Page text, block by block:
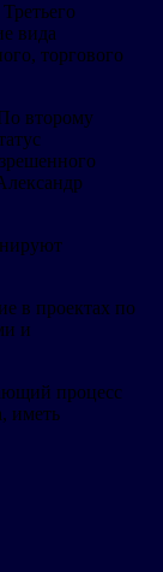
вида
торгового
второму
в проектах по
и
процесс
иметь